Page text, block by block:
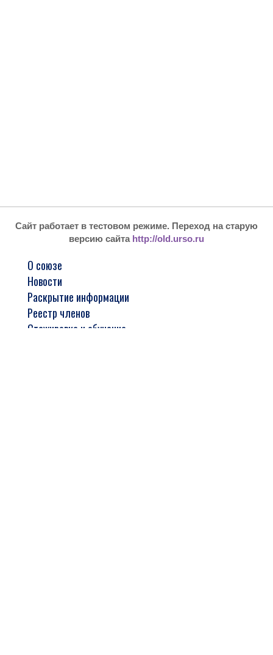
Сайт работает в тестовом режиме. Переход на старую
версию сайта http://old.urso.ru
О союзе
Новости
Раскрытие информации
Реестр членов
Стажировка и обучение